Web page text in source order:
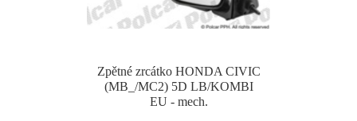
Zpětné zrcátko HONDA CIVIC
(MB_/MC2) 5D LB/KOMBI
EU - mech.